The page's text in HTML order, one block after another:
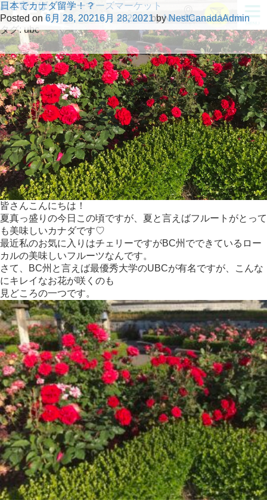
タグ: ubc
夏と言えば！ファーマーズマーケット
Posted on 7月 14, 20217月 8, 2021byNestCanadaAdmin
皆さんこんにちは！
夏真っ盛りの今日この頃ですが、夏と言えばフルートがとって
も美味しいカナダです♡
最近私のお気に入りはチェリーですがBC州でできているロー
カルの美味しいフルーツなんです。
さて、BC州と言えば最優秀大学のUBCが有名ですが、こんな
にキレイなお花が咲くのも
見どころの一つです。
日本でカナダ留学！？
Posted on 6月 28, 20216月 28, 2021byNestCanadaAdmin